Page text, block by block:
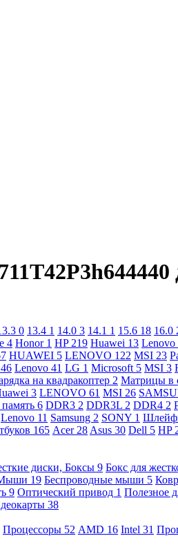
0 13.4 1 14.0 3 14.1 1 15.6 18 16.0
4 Honor 1 HP 219 Huawei 13 Lenovo
HUAWEI 5 LENOVO 122 MSI 23
46 Lenovo 41 LG 1 Microsoft 5 MSI 3
на квадракоптер 2 Матрицы в
3 LENOVO 61 MSI 26
6 DDR3 2 DDR3L 2 DDR4 2
Lenovo 11 Samsung 2 SONY 1
165 Acer 28 Asus 30 Dell 5 HP
диски, Боксы 9 Бокс для
19 Беспроводные мыши 5
9 Оптический привод 1 Полезное
38
Процессоры 52 AMD 16 Intel 31